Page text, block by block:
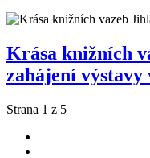
Krása knižních
zahájení výstavy
Strana 1 z 5